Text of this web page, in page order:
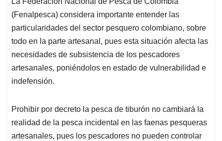
s
A
p
p
b
o
o
k
e
d
I
n
l
a
d
s
(Fenalpesca) considera importante entender las
particularidades del sector pesquero colombiano, sobre
todo en la parte artesanal, pues esta situación afecta las
necesidades de subsistencia de los pescadores
artesanales, poniéndolos en estado de vulnerabilidad e
indefensión.
Prohibir por decreto la pesca de tiburón no cambiará la
realidad de la pesca incidental en las faenas pesqueras
artesanales, pues los pescadores no pueden controlar